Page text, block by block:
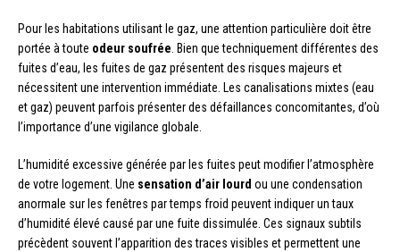
Pour les habitations utilisant le gaz, une attention particulière doit être
portée à toute odeur soufrée . Bien que techniquement différentes des
fuites d’eau, les fuites de gaz présentent des risques majeurs et
nécessitent une intervention immédiate. Les canalisations mixtes (eau
et gaz) peuvent parfois présenter des défaillances concomitantes, d’où
l’importance d’une vigilance globale.
L’humidité excessive générée par les fuites peut modifier l’atmosphère
de votre logement. Une sensation d’air lourd ou une condensation
anormale sur les fenêtres par temps froid peuvent indiquer un taux
d’humidité élevé causé par une fuite dissimulée. Ces signaux subtils
précèdent souvent l’apparition des traces visibles et permettent une